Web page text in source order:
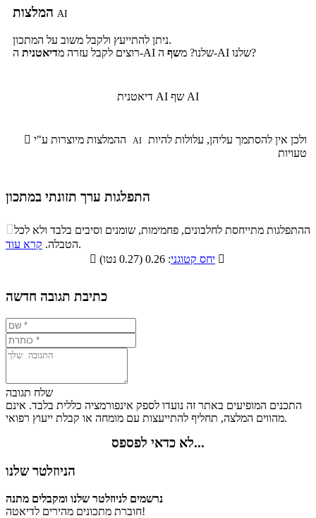
AI
ניתן להתייעץ ולקבל משוב על המתכון.
רוצים לקבל עזרה מדיאטנית ה-AI שלנו? משף ה-AI שלנו?
דיאטנית AI שף AI
 AI
טעויות
התפלגות ערך תזונתי במתכון
התפלגות ערך תזונתי במתכון
סיבים
תזונתיים
שומנים חלבונים
54.9% 22.7%
ההתפלגות מתייחסת לחלבונים, פחמימות, שומנים וסיבים בלבד ולא לכל
הטבלה. קרא עוד
.

יחס קטוגני 
כתיבת תגובה חדשה
שלח תגובה
התכנים המופיעים באתר זה נועדו לספק אינפורמציה כללית בלבד. אינם
מהווים המלצה, תחליף להתייעצות עם מומחה או קבלת ייעוץ רפואי.
לא כדאי לפספס...
הניוזלטר שלנו
נרשמים לניוזלטר שלנו ומקבלים מתנה
חוברת מתכונים מהירים לדיאטה!